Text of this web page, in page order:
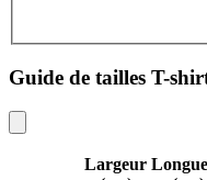
Guide de tailles T-
Largeur